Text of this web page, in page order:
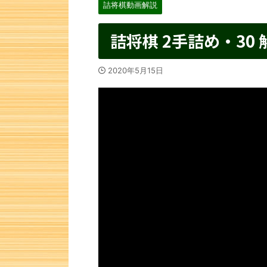
詰将棋動画解説
詰将棋 2手詰め・30
2020年5月15日